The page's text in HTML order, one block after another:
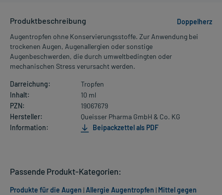
Produktbeschreibung
Doppelherz
Augentropfen ohne Konservierungsstoffe. Zur Anwendung bei
trockenen Augen, Augenallergien oder sonstige
Augenbeschwerden, die durch umweltbedingten oder
mechanischen Stress verursacht werden.
Darreichung:
Tropfen
Inhalt:
10 ml
PZN:
19067679
Hersteller:
Queisser Pharma GmbH & Co. KG
Information:
Beipackzettel als PDF
Passende Produkt-Kategorien:
Produkte für die Augen |Allergie Augentropfen | Mittel gegen